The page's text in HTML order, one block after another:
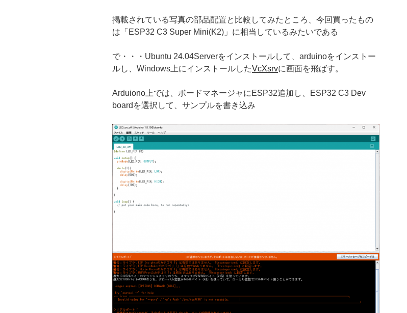
掲載されている写真の部品配置と比較してみたところ、今回買ったもの
は「ESP32 C3 Super Mini(K2)」に相当しているみたいである
で・・・Ubuntu 24.04Serverをインストールして、arduinoをインストー
ルし、Windows上にインストールしたVcXsrvに画面を飛ばす。
Arduiono上では、ボードマネージャにESP32追加し、ESP32 C3 Dev
boardを選択して、サンプルを書き込み